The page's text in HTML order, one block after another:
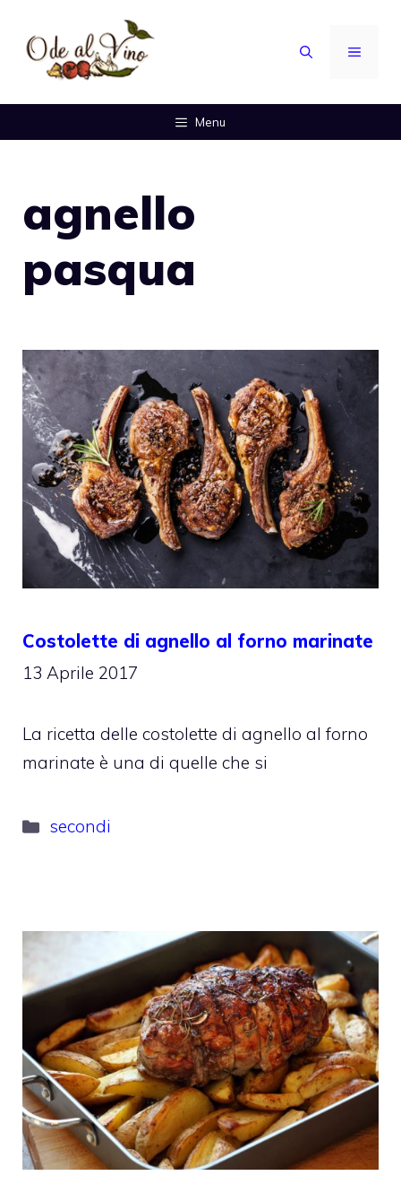
contenuto
MENU
Menu
agnello
pasqua
Costolette di agnello al forno marinate
13 Aprile 2017
La ricetta delle costolette di agnello al forno
marinate è una di quelle che si
Categorie
secondi